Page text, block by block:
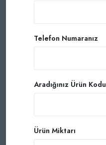
Telefon Numaranız
Aradığınız Ürün Kodu
Ürün Miktarı